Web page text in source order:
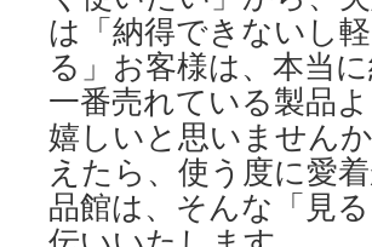
は「納得できないし
る」お客様は、本当
一番売れている製品
嬉しいと思いません
えたら、使う度に愛
品館は、そんな「見